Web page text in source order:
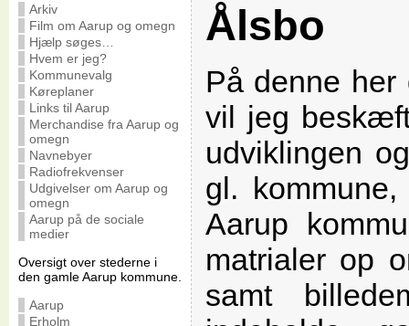
Arkiv
Film om Aarup og omegn
Hjælp søges…
Hvem er jeg?
Kommunevalg
Køreplaner
Links til Aarup
Merchandise fra Aarup og
omegn
Navnebyer
Radiofrekvenser
Udgivelser om Aarup og
omegn
Aarup på de sociale
medier
Oversigt over stederne i
den gamle Aarup kommune.
Aarup
Erholm
Ålsbo
På denne her
vil jeg
udviklingen
gl.
Aarup
matrialer op
samt